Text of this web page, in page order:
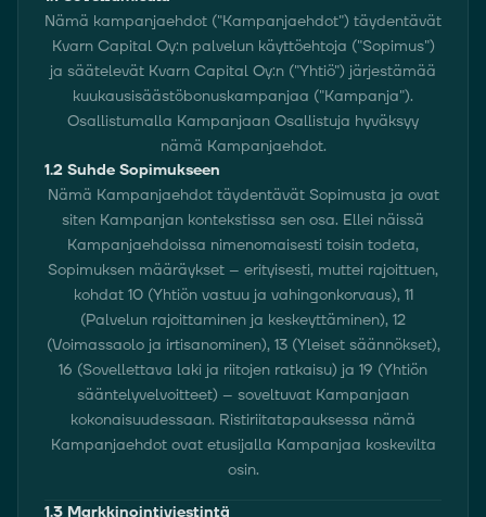
Näet tekemäsi kuukausisäästöt valitsemalla
oma salkku → kuukausisäästöt.
Nämä kampanjaehdot ("Kampanjaehdot") täydentävät
Kvarn Capital Oy:n palvelun käyttöehtoja ("Sopimus")
ja säätelevät Kvarn Capital Oy:n ("Yhtiö") järjestämää
kuukausisäästöbonuskampanjaa ("Kampanja").
Osallistumalla Kampanjaan Osallistuja hyväksyy
nämä Kampanjaehdot.
1.2 Suhde Sopimukseen
Nämä Kampanjaehdot täydentävät Sopimusta ja ovat
siten Kampanjan kontekstissa sen osa. Ellei näissä
Kampanjaehdoissa nimenomaisesti toisin todeta,
Sopimuksen määräykset – erityisesti, muttei rajoittuen,
kohdat 10 (Yhtiön vastuu ja vahingonkorvaus), 11
(Palvelun rajoittaminen ja keskeyttäminen), 12
(Voimassaolo ja irtisanominen), 13 (Yleiset säännökset),
16 (Sovellettava laki ja riitojen ratkaisu) ja 19 (Yhtiön
sääntelyvelvoitteet) – soveltuvat Kampanjaan
kokonaisuudessaan. Ristiriitatapauksessa nämä
Kampanjaehdot ovat etusijalla Kampanjaa koskevilta
osin.
1.3 Markkinointiviestintä